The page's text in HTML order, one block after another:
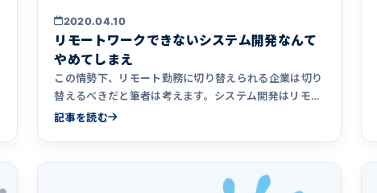
2020.04.10
リモートワークできないシステム開発なんて
やめてしまえ
この情勢下、リモート勤務に切り替えられる企業は切り
替えるべきだと筆者は考えます。システム開発はリモー
ト勤務可能な仕事なのに、なぜリモート勤務にしない企
記事を読む